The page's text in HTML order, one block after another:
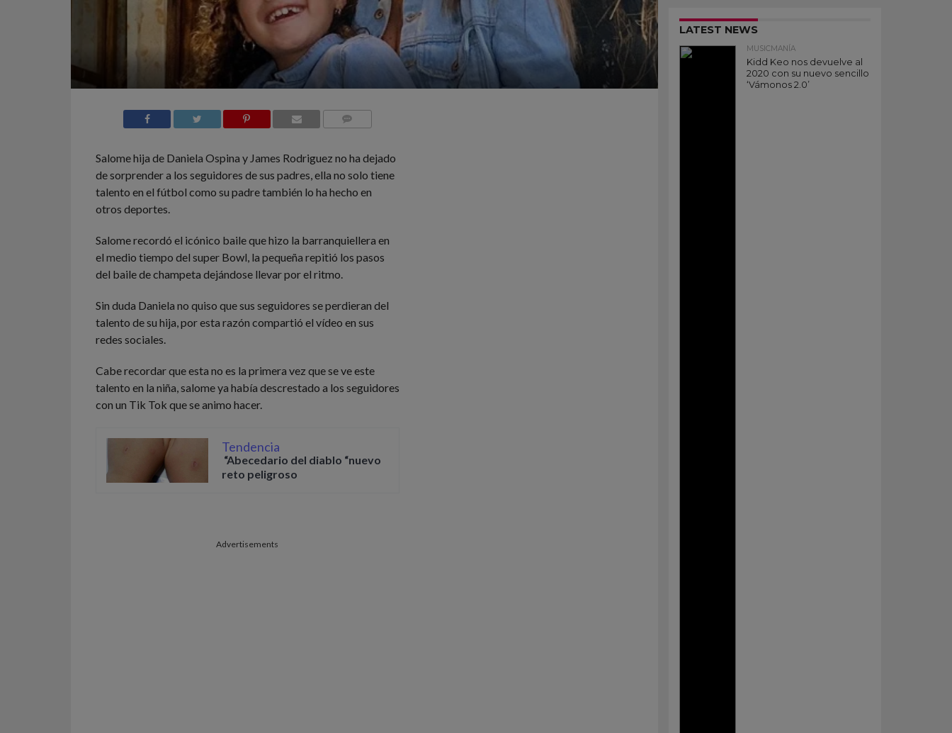
Salome hija de Daniela Ospina y James Rodriguez no ha dejado
de sorprender a los seguidores de sus padres, ella no solo tiene
talento en el fútbol como su padre también lo ha hecho en
otros deportes.
Salome recordó el icónico baile que hizo la barranquiellera en
el medio tiempo del super Bowl, la pequeña repitió los pasos
del baile de champeta dejándose llevar por el ritmo.
Sin duda Daniela no quiso que sus seguidores se perdieran del
talento de su hija, por esta razón compartió el vídeo en sus
redes sociales.
Cabe recordar que esta no es la primera vez que se ve este
talento en la niña, salome ya había descrestado a los seguidores
con un Tik Tok que se animo hacer.
Tendencia
“Abecedario del diablo “nuevo
reto peligroso
Advertisements
LATEST NEWS
MUSICMANÍA
Kidd Keo nos devuelve al
2020 con su nuevo sencillo
‘Vámonos 2.0’